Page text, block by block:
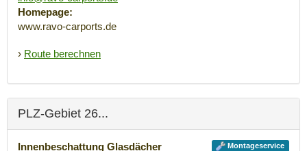
Homepage:
www.ravo-carports.de
› Route berechnen
PLZ-Gebiet 26...
Montageservice
Innenbeschattung Glasdächer